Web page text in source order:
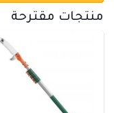
منتجات مقترحة